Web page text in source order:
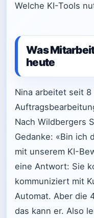
Welche KI-Tools
Was
heute
Nina arbeitet seit
Nach Wildbergers
Gedanke: «Bin ich
mit unserem KI-
eine Antwort: Sie
kommuniziert mit
Automat. Aber die
das kann er. Also